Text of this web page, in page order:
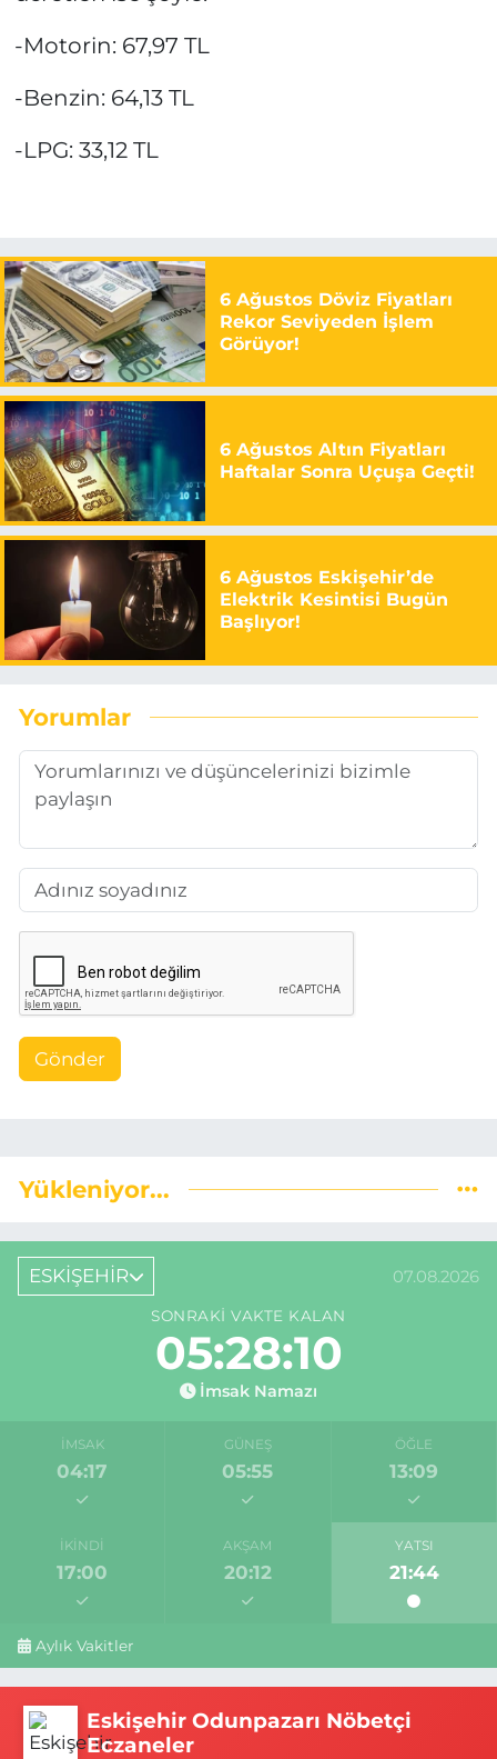
-Motorin: 67,97 TL
-Benzin: 64,13 TL
-LPG: 33,12 TL
6 Ağustos Döviz Fiyatları
Rekor Seviyeden İşlem
Görüyor!
6 Ağustos Altın Fiyatları
Haftalar Sonra Uçuşa Geçti!
6 Ağustos Eskişehir’de
Elektrik Kesintisi Bugün
Başlıyor!
Yorumlar
Gönder
Yükleniyor...
ESKİŞEHİR 07.08.2026
SONRAKI VAKTE KALAN
05:28:09
İmsak Namazı
İMSAK
04:17
GÜNEŞ
05:55
ÖĞLE
13:09
İKINDI
17:00
AKŞAM
20:12
YATSI
21:44
Aylık Vakitler
Eskişehir Odunpazarı Nöbetçi
Eczaneler